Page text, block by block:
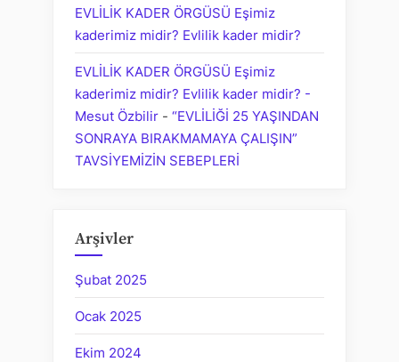
EVLİLİK KADER ÖRGÜSÜ Eşimiz
kaderimiz midir? Evlilik kader midir?
EVLİLİK KADER ÖRGÜSÜ Eşimiz
kaderimiz midir? Evlilik kader midir? -
Mesut Özbilir - “EVLİLİĞİ 25 YAŞINDAN
SONRAYA BIRAKMAMAYA ÇALIŞIN”
TAVSİYEMİZİN SEBEPLERİ
Arşivler
Şubat 2025
Ocak 2025
Ekim 2024